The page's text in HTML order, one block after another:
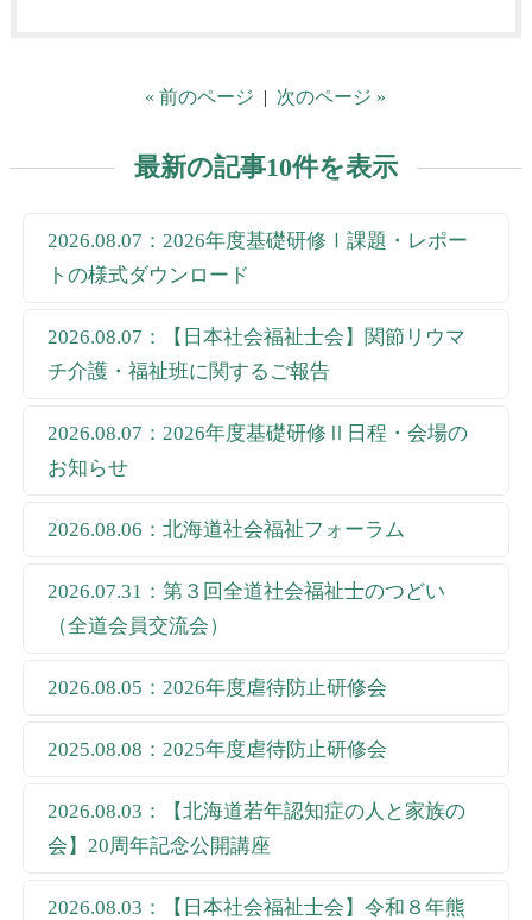
« 前のページ | 次のページ »
最新の記事10件を表示
2026.08.07：2026年度基礎研修Ⅰ課題・レポー
トの様式ダウンロード
2026.08.07：【日本社会福祉士会】関節リウマ
チ介護・福祉班に関するご報告
2026.08.07：2026年度基礎研修Ⅱ日程・会場の
お知らせ
2026.08.06：北海道社会福祉フォーラム
2026.07.31：第３回全道社会福祉士のつどい
（全道会員交流会）
2026.08.05：2026年度虐待防止研修会
2025.08.08：2025年度虐待防止研修会
2026.08.03：【北海道若年認知症の人と家族の
会】20周年記念公開講座
2026.08.03：【日本社会福祉士会】令和８年熊